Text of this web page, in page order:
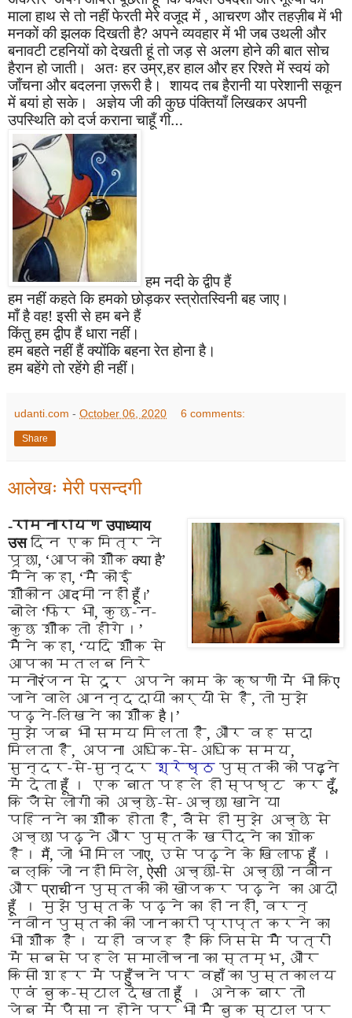
माला हाथ से तो नहीं फेरती मेरे वजूद में , आचरण और तहज़ीब में भी
मनकों की झलक दिखती है? अपने व्यवहार में भी जब उथली और
बनावटी टहनियों को देखती हूं तो जड़ से अलग होने की बात सोच
हैरान हो जाती। अतः हर उम्र,हर हाल और हर रिश्ते में स्वयं को
जाँचना और बदलना ज़रूरी है। शायद तब हैरानी या परेशानी सकून
में बयां हो सके। अज्ञेय जी की कुछ पंक्तियाँ लिखकर अपनी
उपस्थिति को दर्ज कराना चाहूँ गी… ‌
हम नदी के द्वीप हैं
हम नहीं कहते कि हमको छोड़कर स्त्रोतस्विनी बह जाए।
माँ है वह! इसी से हम बने हैं
किंतु हम द्वीप हैं धारा नहीं।
हम बहते नहीं हैं क्योंकि बहना रेत होना है।
हम बहेंगे तो रहेंगे ही नहीं।
udanti.com - October 06, 2020 6 comments:
Share
आलेखः मेरी पसन्दगी
-रामनारायण उपाध्याय
उस दिन एक मित्र ने
पूछा, ‘आपको शौकक्या है’
मैने कहा, ‘मैं कोई
शौकीन आदमी नहींहूँ।’
बोले ‘फिर भी, कुछ-न-
कुछ शौक तो होंगे। ’
मैंने कहा, ‘यदि शौक से
आपका मतलब निरे
मनोरंजन से दूर अपने काम के क्षणों में भी किए
जाने वाले आनन्ददायी कार्यों से है, तो मुझे
पढ़ने-लिखने का शौक है।’
मुझे जब भी समय मिलता है, और वह सदा
मिलता है, अपना अधिक-से-अधिक समय,
सुन्दर-से-सुन्दर श्रेष्ठ पुस्तकों को पढ़ने
में देताहूँ । एक बात पहले ही स्पष्ट करदूँ,
कि जैसे लोगों को अच्छे-से-अच्छा खाने या
पहिनने का शौक होता है, वैसे ही मुझे अच्छे से
अच्छा पढ़ने और पुस्तकें खरीदने का शोक
है।मैं, जो भी मिल जाए, उसे पढ़ने के खिलाफहूँ ।
बल्कि जो नहीं मिले, ऐसीअच्छी-से अच्छी नवीन
औरप्राचीन पुस्तकों को खोजकर पढ़ने का आदी
हूँ
। मुझे पुस्तकें पढ़ने का ही नहीं, वरन्
नवीन पुस्तकों की जानकारी प्राप्त करने का
भी शौक है। यही वजह है कि जिससे मैं पत्रों
में सबसे पहले समालोचना का स्तम्भ, और
किसी शहर में पहुँचने पर वहाँका पुस्तकालय
एवं बुक-स्टाल देखताहूँ
। अनेक बार तो
जेब में पैसा न होने पर भी मैं बुक स्टाल पर